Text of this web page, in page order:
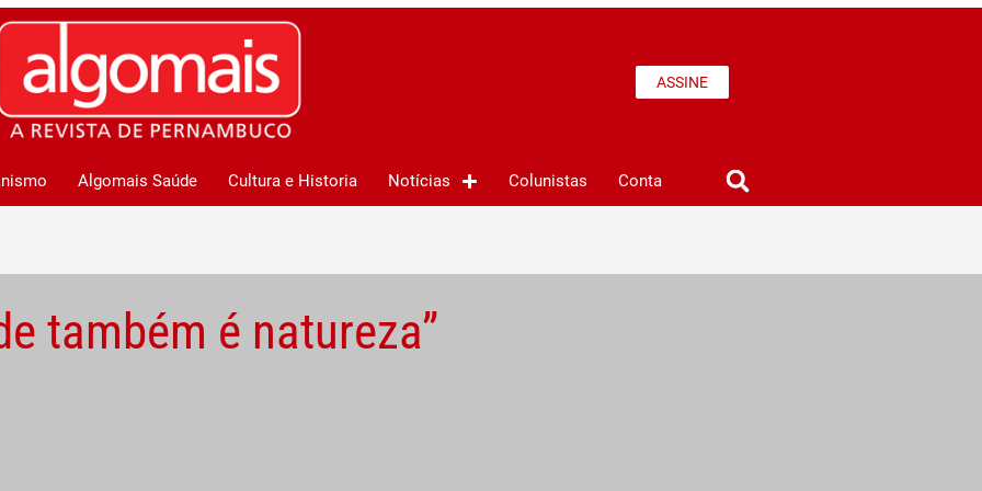
ASSINE
Algomais Saúde Cultura e Historia Notícias Colunistas Conta
também é natureza”